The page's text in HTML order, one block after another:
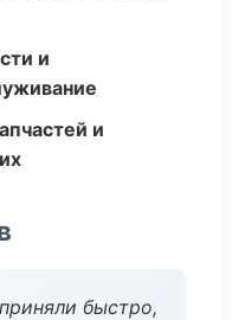
и
и
быстро,